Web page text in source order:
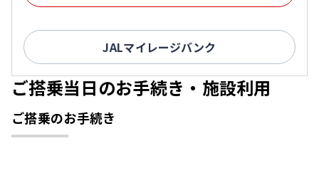
JALマイレージバンク
ご搭乗当日のお手続き・施設利用
ご搭乗のお手続き